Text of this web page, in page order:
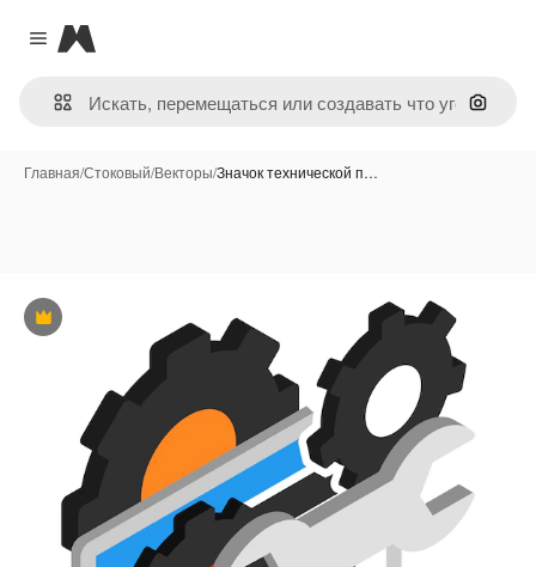
Close menu
Magnific
Поиск
Главная/Стоковый/Векторы/Значок технической п…
Премиум